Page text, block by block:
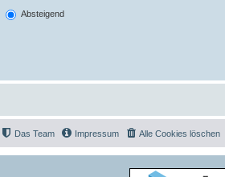
Absteigend
Alle Cookies löschen
Impressum
Das Team